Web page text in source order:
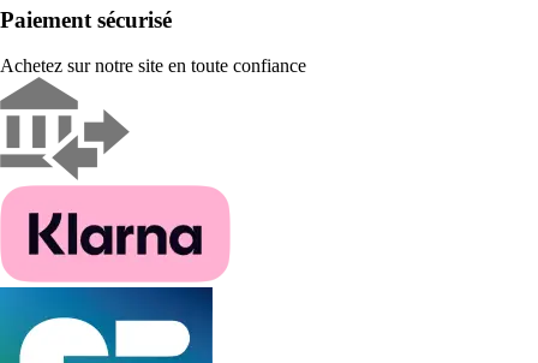
Paiement sécurisé
Achetez sur notre site en toute confiance